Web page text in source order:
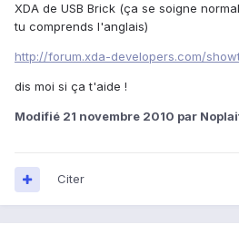
XDA de USB Brick (ça se soigne
tu comprends l'anglais)
http://forum.xda-developers.com/
dis moi si ça t'aide !
Modifié 21 novembre 2010 par
Citer